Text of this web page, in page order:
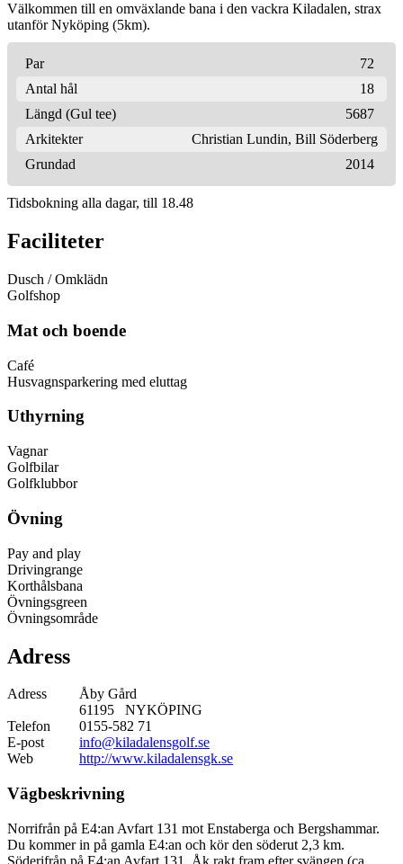
Välkommen till en omväxlande bana i den vackra Kiladalen, strax
utanför Nyköping (5km).
Par
72
Antal hål
18
Längd (Gul tee)
5687
Arkitekter
Christian Lundin, Bill Söderberg
Grundad
2014
Tidsbokning alla dagar, till 18.48
Faciliteter
Dusch / Omklädn
Golfshop
Mat och boende
Café
Husvagnsparkering med eluttag
Uthyrning
Vagnar
Golfbilar
Golfklubbor
Övning
Pay and play
Drivingrange
Korthålsbana
Övningsgreen
Övningsområde
Adress
Adress
Åby Gård
61195 NYKÖPING
Telefon
0155-582 71
E-post
info@kiladalensgolf.se
Web
http://www.kiladalensgk.se
Vägbeskrivning
Norrifrån på E4:an Avfart 131 mot Enstaberga och Bergshammar.
Du kommer in på gamla E4:an och kör den söderut 2,3 km.
Söderifrån på E4:an Avfart 131. Åk rakt fram efter svängen (ca